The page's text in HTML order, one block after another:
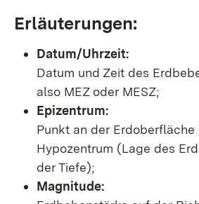
Erläuterungen:
Datum/Uhrzeit:
Datum und Zeit des
also MEZ oder MESZ;
Epizentrum:
Punkt an der Erdoberfläche
Hypozentrum (Lage des
der Tiefe);
Magnitude: